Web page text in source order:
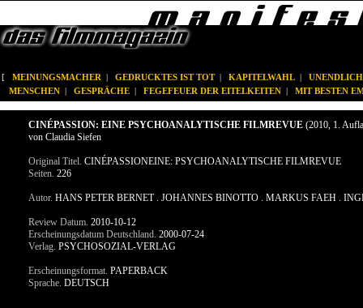
[ MEINUNGSMACHER | GEDRUCKTES IST TOT| KAPITELWAHL |
MENSCHEN | GESPRÄCHE | FEGEFEUER DER EITELKEITEN | MIT BESTEN
CINÉPASSION: EINE PSYCHOANALYTISCHE FILMREVUE (2010, 1.
von Claudia Siefen
Original Titel. CINÉPASSIONEINE: PSYCHOANALYTISCHE FILMREVUE
Seiten. 226
Autor. HANS PETER BERNET . JOHANNES BINOTTO . MARKUS FAEH .
Review Datum. 2010-10-12
Erscheinungsdatum Deutschland. 2000-07-24
Verlag. PSYCHOSOZIAL-VERLAG
Erscheinungsformat. PAPERBACK
Sprache. DEUTSCH